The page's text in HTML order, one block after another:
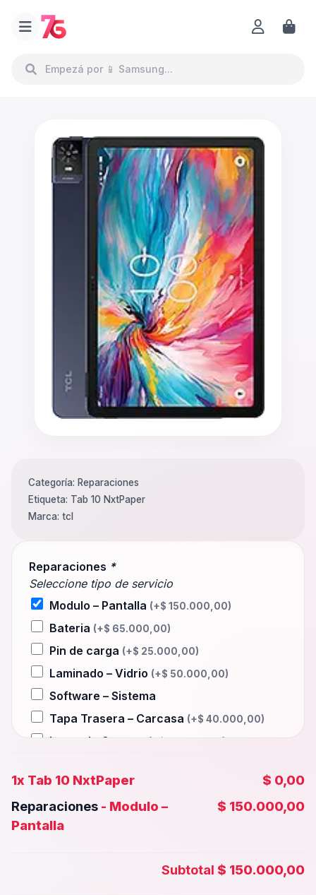
Reparaciones *
Seleccione tipo de servicio
Modulo – Pantalla (+$ 150.000,00)
Bateria (+$ 65.000,00)
Pin de carga (+$ 25.000,00)
Laminado – Vidrio (+$ 50.000,00)
Software – Sistema
Tapa Trasera – Carcasa (+$ 40.000,00)
Lente de Camara
Wifi – Señal – Antena
Camara Trasera(+$ 35.000,00 )
Camara frontal, Selfie – Face id
(+$25.000,00)
1x Tab 10 NxtPaper
$ 0,00
Reparaciones - Modulo –
Pantalla
$ 150.000,00
Subtotal $ 150.000,00
Categoría: Reparaciones
Etiqueta: Tab 10 NxtPaper
Marca: tcl